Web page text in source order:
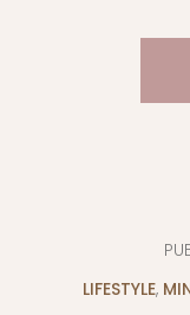
LIFESTYLE,